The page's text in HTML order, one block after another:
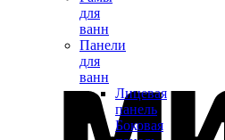
для
ванн
Панели
для
ванн
Лицевая
панель
Боковая